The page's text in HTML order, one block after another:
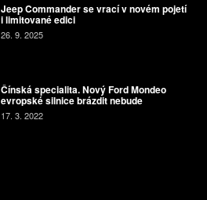
Jeep Commander se vrací v novém pojetí
i limitované edici
26. 9. 2025
Čínská specialita. Nový Ford Mondeo
evropské silnice brázdit nebude
17. 3. 2022